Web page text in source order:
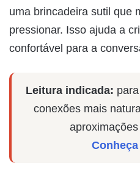
uma brincadeira sutil que
pressionar. Isso ajuda a
confortável para a
Leitura indicada:
conexões mais